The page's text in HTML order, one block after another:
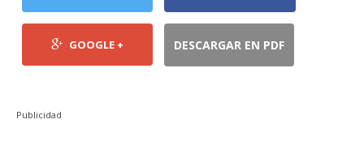
GOOGLE + DESCARGAR EN PDF
Publicidad